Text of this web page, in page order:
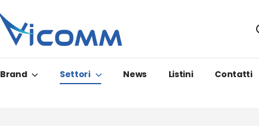
Brand Settori News Listini Contatti